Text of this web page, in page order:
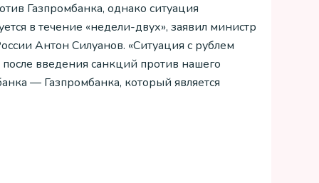
Газпромбанка, однако ситуация
в течение «недели-двух», заявил министр
Антон Силуанов. «Ситуация с рублем
введения санкций против нашего
— Газпромбанка, который является